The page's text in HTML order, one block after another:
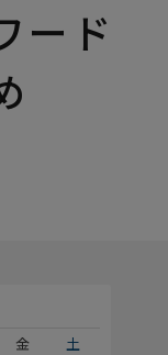
ード
金
土